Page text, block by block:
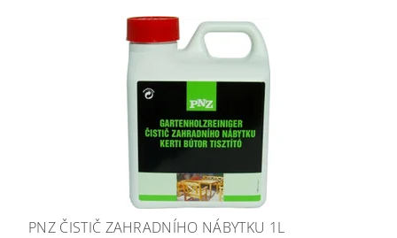
PNZ ČISTIČ ZAHRADNÍHO NÁBYTKU 1L